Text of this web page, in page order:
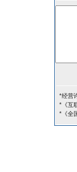
*经营
*《互
*《全